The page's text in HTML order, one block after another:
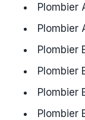
Plombier
Plombier
Plombier
Plombier
Plombier
Plombier